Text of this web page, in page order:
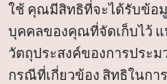
ใช้ คุณมีสิทธิที่จะได้รับข้อ
บุคคลของคุณที่จัดเก็บไว้
วัตถุประสงค์ของการประ
กรณีที่เกี่ยวข้อง สิทธิในก